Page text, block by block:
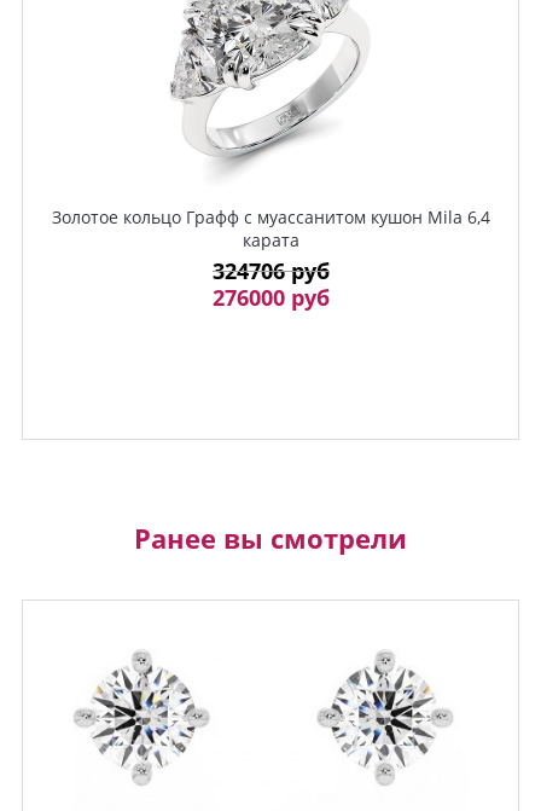
Золотое кольцо Графф с муассанитом кушон Mila 6,4
карата
324706 руб
276000 руб
Ранее вы смотрели